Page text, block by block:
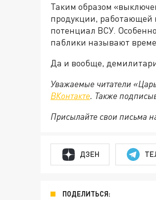
Таким образом
продукции, работающей
потенциал ВСУ.
паблики называют
Да и вообще,
Уважаемые читатели
ВКонтакте. Также
Присылайте свои письма
ДЗЕН
ПОДЕЛИТЬСЯ: